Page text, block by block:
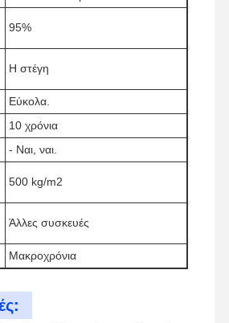
Έλεγχος
95%
Η στέγη
Εύκολα.
10 χρόνια
- Ναι, ναι.
500 kg/m2
Άλλες συσκευές
Μακροχρόνια